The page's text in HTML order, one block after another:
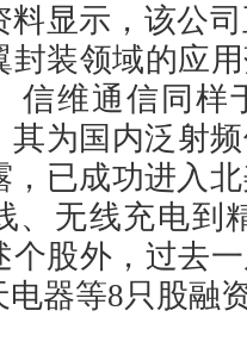
料显示，该公
封装领域的应
信维通信同样
其为国内泛射
，已成功进入
、无线充电到
个股外，过去
电器等8只股融